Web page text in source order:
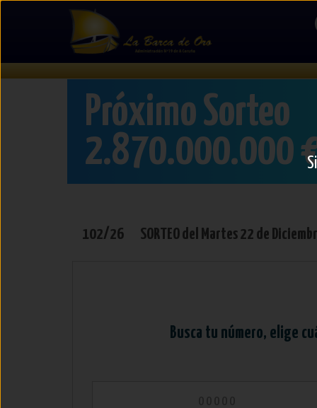
Navidad
Próximo Sorteo
2.870.000.000
102/26 SORTEO del Martes22 de
Busca tu número, elige